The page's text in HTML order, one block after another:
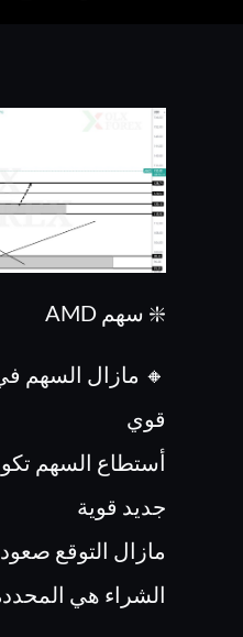
❇️ سهم AMD
🔸 مازال السهم
قوي
أستطاع السهم
جديد قوية
مازال التوقع
الشراء هي